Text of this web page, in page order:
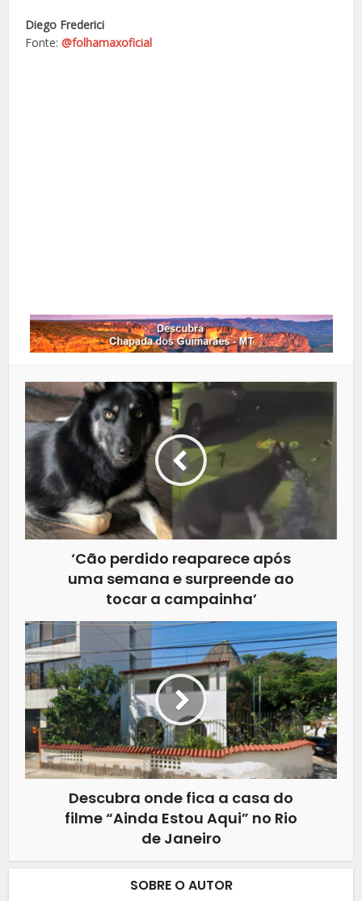
Diego Frederici
Fonte:@folhamaxoficial
‘Cão perdido reaparece após
uma semana e surpreende ao
tocar a campainha’
Descubra onde fica a casa do
filme “Ainda Estou Aqui” no Rio
de Janeiro
SOBRE O AUTOR